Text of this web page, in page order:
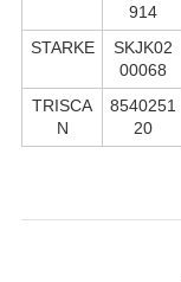
914
STARKE
SKJK02
00068
TRISCA
N
8540251
20